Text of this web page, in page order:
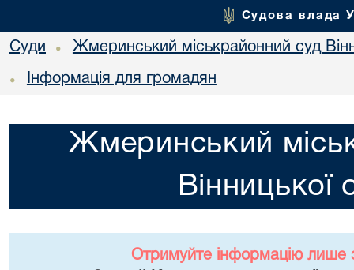
Судова влада
Суди • Жмеринський міськрайонний суд
• Інформація для громадян
Жмеринський
Вінницької
Отримуйте інформацію лише